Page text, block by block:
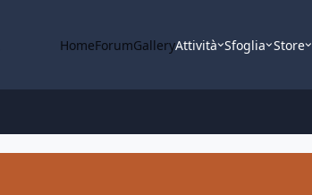
HomeForumGalleryAttività Sfoglia Store